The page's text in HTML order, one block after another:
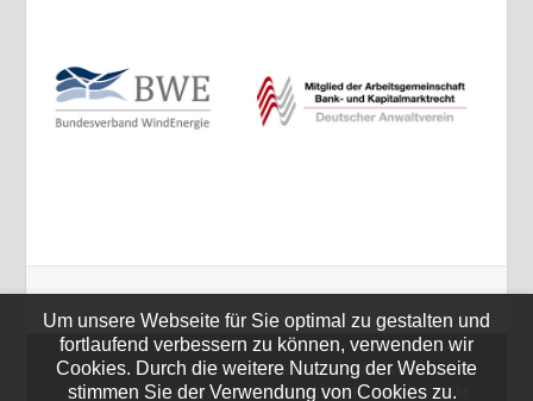
STARTSEITE
KOSTENLOSE ANFRAGE
SERVICE & DOWNLOADS
KONTAKT IMPRESSUM
Um unsere Webseite für Sie optimal zu gestalten und
fortlaufend verbessern zu können, verwenden wir
Cookies. Durch die weitere Nutzung der Webseite
stimmen Sie der Verwendung von Cookies zu.